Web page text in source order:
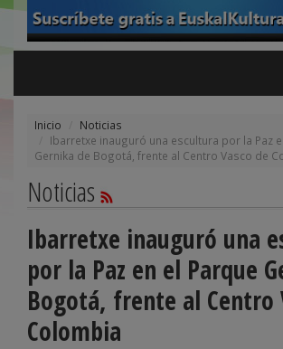
Inicio
Noticias
Ibarretxe inauguró una escultura por la Paz
Gernika de Bogotá, frente al Centro Vasco de
Noticias
Ibarretxe inauguró una
por la Paz en el Parque
Bogotá, frente al Centro
Colombia